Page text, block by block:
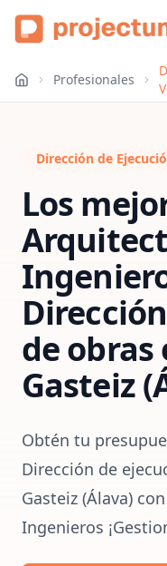
Profesionales
Dirección de
Los
de obras
Gasteiz
Obtén tu
Dirección de
Gasteiz (Álava)
Ingenieros